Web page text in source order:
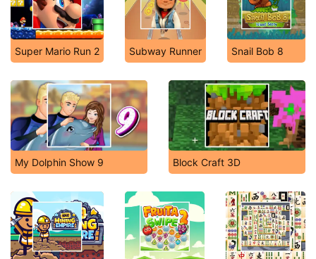
Super Mario Run 2 Subway Runner Snail Bob 8
My Dolphin Show 9 Block Craft 3D